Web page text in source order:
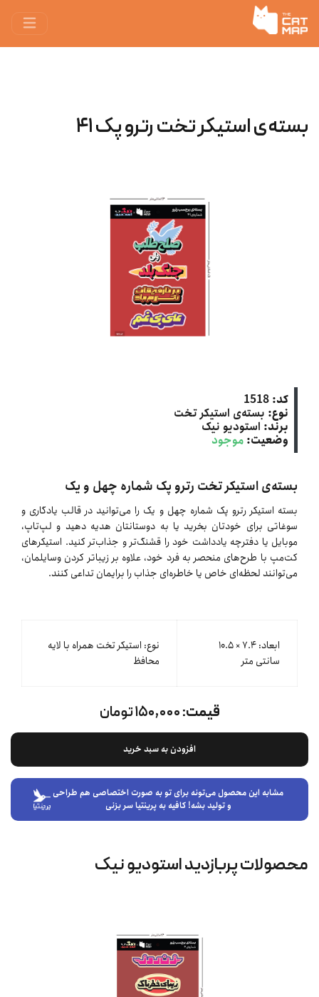
بسته‌ی استیکر تخت رترو پک ۴۱
کد: 1518
نوع: بسته‌ی استیکر تخت
برند: استودیو نیک
وضعیت: موجود
بسته‌ی استیکر تخت رترو پک شماره چهل و یک
بسته استیکر رترو پک شماره چهل و یک را می‌توانید در قالب یادگاری و
سوغاتی برای خودتان بخرید یا به دوستانتان هدیه دهید و لپ‌تاپ،
موبایل یا دفترچه یادداشت خود را قشنگ‌تر و جذاب‌تر کنید. استیکرهای
کت‌مپ با طرح‌های منحصر به فرد خود، علاوه بر زیباتر کردن وسایلمان،
می‌توانند لحظه‌ای خاص یا خاطره‌ای جذاب را برایمان تداعی کنند.
ابعاد: ۷.۴ × ۱۰.۵
سانتی متر
نوع: استیکر تخت همراه با لایه
محافظ
قیمت:۱۵۰,۰۰۰ تومان
افزودن به سبد خرید
مشابه این محصول می‌تونه برای تو به صورت اختصاصی هم طراحی
و تولید بشه! کافیه به پرینتیا سر بزنی
محصولات پربازدید استودیو نیک